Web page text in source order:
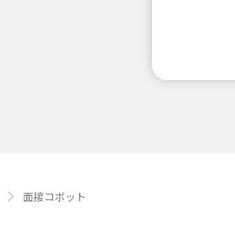
面接コボット